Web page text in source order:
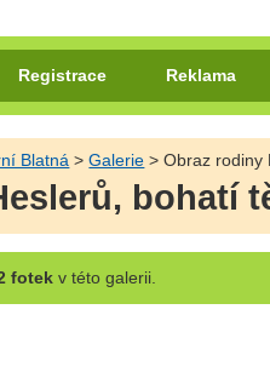
Registrace Reklama
Blatná >Galerie > Obraz rodiny
bohatí
fotekv této galerii.